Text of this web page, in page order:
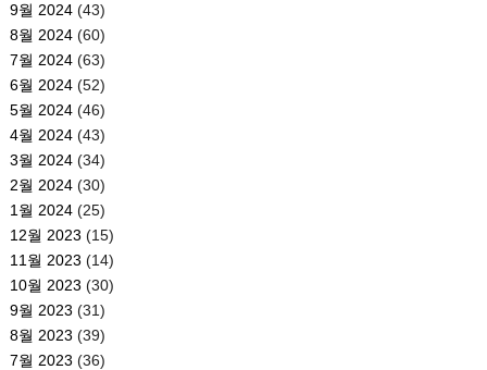
9월 2024(43)
8월 2024(60)
7월 2024(63)
6월 2024(52)
5월 2024(46)
4월 2024(43)
3월 2024(34)
2월 2024(30)
1월 2024(25)
12월 2023 (15)
11월 2023 (14)
10월 2023 (30)
9월 2023 (31)
8월 2023 (39)
7월 2023 (36)